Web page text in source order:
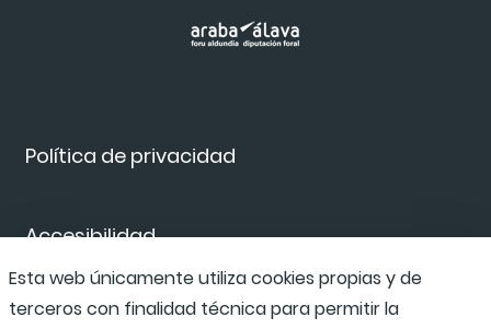
Política de privacidad
Accesibilidad
Canal de denuncias
Esta web únicamente utiliza cookies propias y de
terceros con finalidad técnica para permitir la